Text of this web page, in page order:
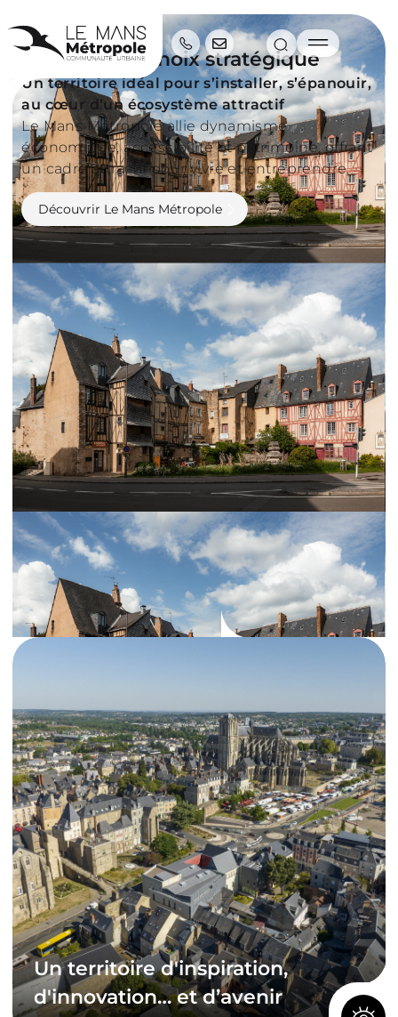
découvrir
Le Mans, un choix stratégique
Un territoire idéal pour s’installer, s’épanouir,
au cœur d’un écosystème attractif
Le Mans Métropole allie dynamisme
économique, accessibilité et patrimoine, offrant
un cadre attractif pour vivre et entreprendre.
Découvrir Le Mans Métropole
Un territoire d'inspiration,
d'innovation… et d’avenir